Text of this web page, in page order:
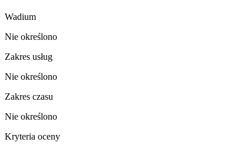
Wadium
Nie określono
Zakres usług
Nie określono
Zakres czasu
Nie określono
Kryteria oceny